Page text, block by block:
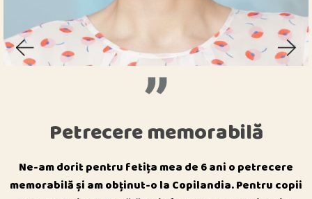
Petrecere memorabilă
Ne-am dorit pentru fetița mea de 6 ani o petrecere
memorabilă și am obținut-o la Copilandia. Pentru copii